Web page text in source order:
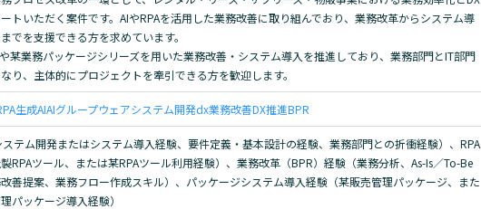
トいただく案件です。AIやRPAを活用した業務改善に取り組んでおり、業務改革からシステム導
でを支援できる方を求めています。
某業務パッケージシリーズを用いた業務改善・システム導入を推進しており、業務部門とIT部門
り、主体的にプロジェクトを牽引できる方を歓迎します。
生成AIAIグループウェアシステム開発dx業務改善DX推進BPR
ステム開発またはシステム導入経験、要件定義・基本設計の経験、業務部門との折衝経験）、RPA
RPAツール、または某RPAツール利用経験）、業務改革（BPR）経験（業務分析、As-Is／To-Be
善提案、業務フロー作成スキル）、パッケージシステム導入経験（某販売管理パッケージ、また
パッケージ導入経験）